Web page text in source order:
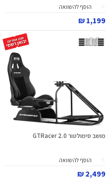
הוסף להשוואה
1,199 ₪
מושב סימולטור GTRacer 2.0
הוסף להשוואה
2,499 ₪